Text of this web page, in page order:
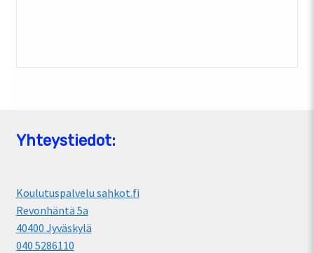
Yhteystiedot:
Koulutuspalvelu sahkot.fi
Revonhäntä 5a
40400 Jyväskylä
040 5286110